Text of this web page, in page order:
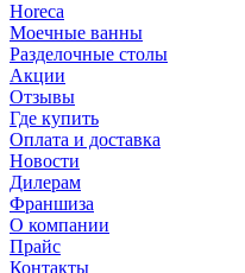
Horeca
Моечные ванны
Разделочные столы
Акции
Отзывы
Где купить
Оплата и доставка
Новости
Дилерам
Франшиза
О компании
Прайс
Контакты